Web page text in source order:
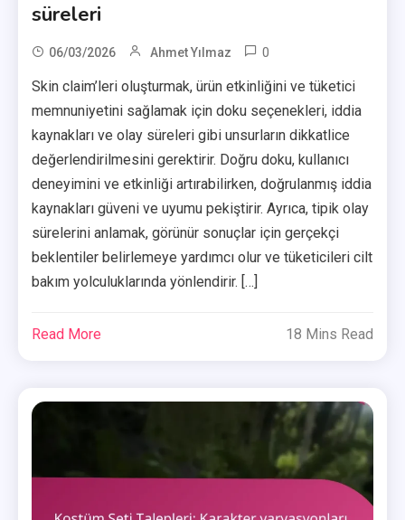
süreleri
06/03/2026 Ahmet Yılmaz 0
Skin claim’leri oluşturmak, ürün etkinliğini ve tüketici
memnuniyetini sağlamak için doku seçenekleri, iddia
kaynakları ve olay süreleri gibi unsurların dikkatlice
değerlendirilmesini gerektirir. Doğru doku, kullanıcı
deneyimini ve etkinliği artırabilirken, doğrulanmış iddia
kaynakları güveni ve uyumu pekiştirir. Ayrıca, tipik olay
sürelerini anlamak, görünür sonuçlar için gerçekçi
beklentiler belirlemeye yardımcı olur ve tüketicileri cilt
bakım yolculuklarında yönlendirir. […]
Read More 18 Mins Read